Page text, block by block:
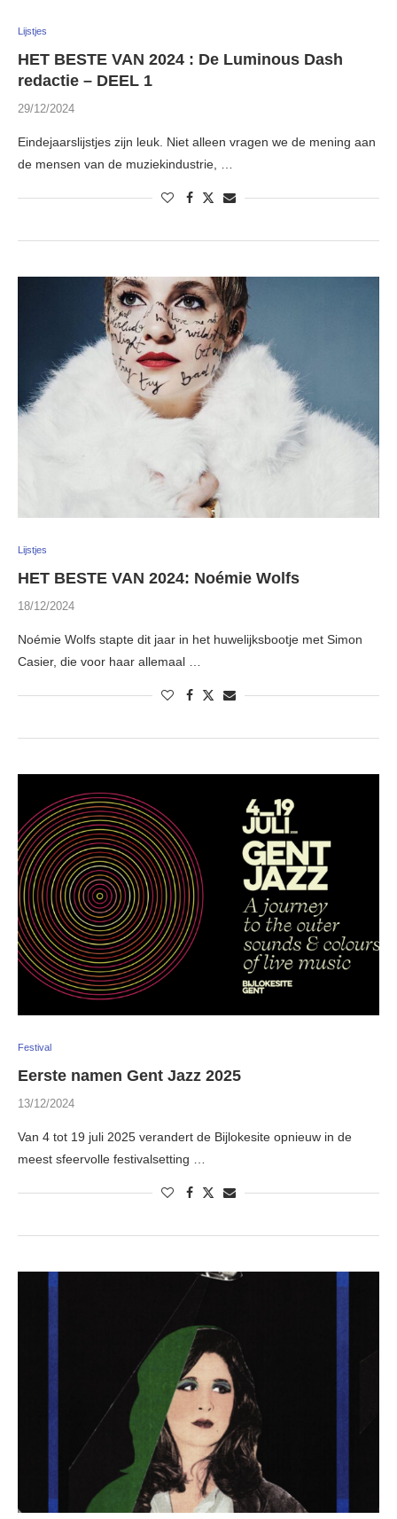
Lijstjes
HET BESTE VAN 2024 : De Luminous Dash
redactie – DEEL 1
29/12/2024
Eindejaarslijstjes zijn leuk. Niet alleen vragen we de mening aan
de mensen van de muziekindustrie, …
Lijstjes
HET BESTE VAN 2024: Noémie Wolfs
18/12/2024
Noémie Wolfs stapte dit jaar in het huwelijksbootje met Simon
Casier, die voor haar allemaal …
Festival
Eerste namen Gent Jazz 2025
13/12/2024
Van 4 tot 19 juli 2025 verandert de Bijlokesite opnieuw in de
meest sfeervolle festivalsetting …